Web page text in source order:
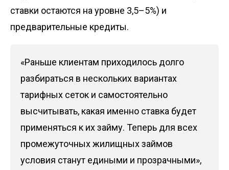
ставки остаются на уровне 3,5–5%) и
предварительные кредиты.
«Раньше клиентам приходилось долго
разбираться в нескольких вариантах
тарифных сеток и самостоятельно
высчитывать, какая именно ставка будет
применяться к их займу. Теперь для всех
промежуточных жилищных займов
условия станут едиными и прозрачными»,